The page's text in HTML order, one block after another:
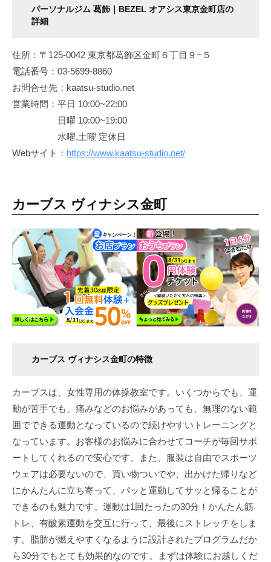
パーソナルジム 葛飾｜BEZEL オアシス東京金町店の
詳細
住所：〒125-0042 東京都葛飾区金町６丁目９−５
電話番号：03-5699-8860
お問合せ先：kaatsu-studio.net
営業時間：平日 10:00~22:00
日曜 10:00~19:00
水曜,土曜 定休日
Webサイト： https://www.kaatsu-studio.net/
カーブス ヴィナシス金町
カーブス ヴィナシス金町の特徴
カーブスは、女性専用の体操教室です。いくつからでも、運
動が苦手でも、痛みなどのお悩みがあっても、無理のない範
囲でできる運動となっているので続けやすいトレーニングと
なっています。お客様のお悩みに合わせてコーチが毎回サポ
ートしてくれるので安心です。また、服装は自由でスポーツ
ウェアは必要ないので、買い物ついでや、出かけた帰りなど
にかんたんに立ち寄って、パッと運動してサッと帰ることが
できるのも魅力です。運動は1回たったの30分！かんたん筋
トレ、有酸素運動を交互に行って、最後にストレッチをしま
す。脂肪が燃えやすくなるように設計されたプログラムだか
ら30分でもとても効果的なのです。まずは体験にお越しくだ